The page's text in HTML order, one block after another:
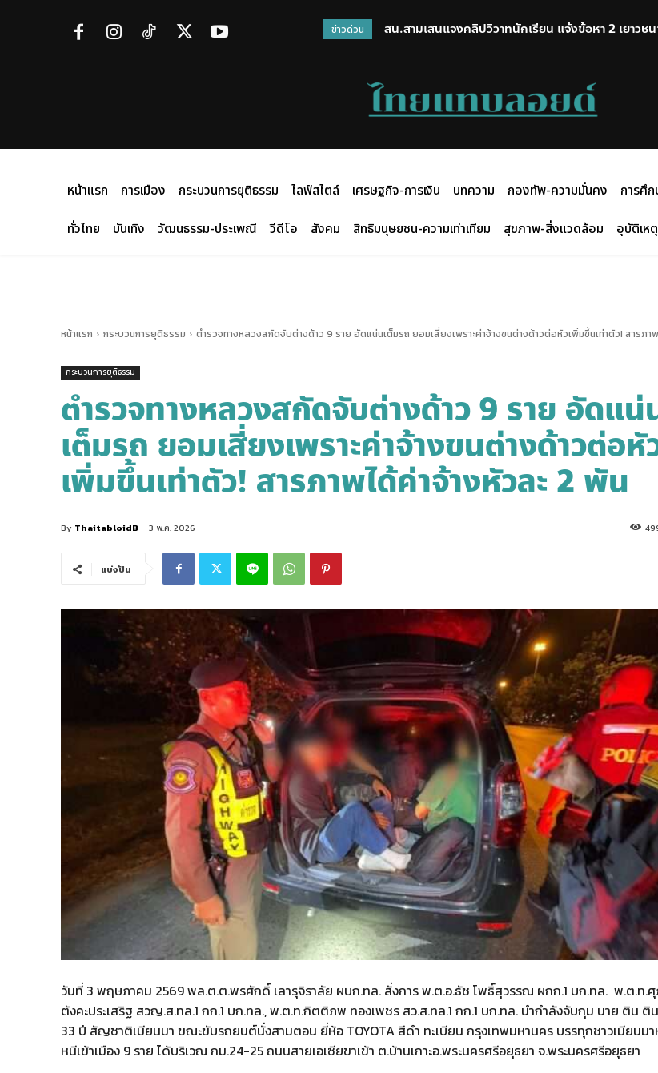
ข่าวด่วน สน.สามเสนแจงคลิปวิวาทนักเรียน แจ้งข้อหา 2 เยาว
หน้าแรก การเมือง กระบวนการยุติธรรม ไลฟ์สไตล์ เศรษฐกิจ-การเงิน บทความ กองทัพ-ความมั่นคง การศึ
ทั่วไทย
บันเทิง วัฒนธรรม-ประเพณี วีดีโอ สังคม สิทธิมนุษยชน-ความเท่าเทียม สุขภาพ-สิ่งแวดล้อม อุบัติเห
หน้าแรก กระบวนการยุติธรรม ตำรวจทางหลวงสกัดจับต่างด้าว 9 ราย อัดแน่นเต็มรถ ยอมเสี่ยงเพราะค่าจ้างขนต่างด้าวต่อหัวเพิ่มขึ้นเท่าตัว! สารภา
กระบวนการยุติธรรม
ตำรวจทางหลวงสกัดจับต่างด้าว 9 ราย อัดแน่
เต็มรถ ยอมเสี่ยงเพราะค่าจ้างขนต่างด้าวต่อหั
เพิ่มขึ้นเท่าตัว! สารภาพได้ค่าจ้างหัวละ 2 พัน
By ThaitabloidB 3 พ.ค. 2026
แบ่งปัน
วันที่ 3 พฤษภาคม 2569 พล.ต.ต.พรศักดิ์ เลารุจิราลัย ผบก.ทล. สั่งการ พ.ต.อ.ธัช โพธิ์สุวรรณ ผกก.1 บก.ทล. พ.ต.ท.
ตังคะประเสริฐ สวญ.ส.ทล.1 กก.1 บก.ทล., พ.ต.ท.กิตติภพ ทองเพชร สว.ส.ทล.1 กก.1 บก.ทล. นำกำลังจับกุม นาย ติน ติ
33 ปี สัญชาติเมียนมา ขณะขับรถยนต์นั่งสามตอน ยี่ห้อ TOYOTA สีดำ ทะเบียน กรุงเทพมหานคร บรรทุกชาวเมียนม
หนีเข้าเมือง 9 ราย ได้บริเวณ กม.24-25 ถนนสายเอเซียขาเข้า ต.บ้านเกาะอ.พระนครศรีอยุธยา จ.พระนครศรีอยุธยา